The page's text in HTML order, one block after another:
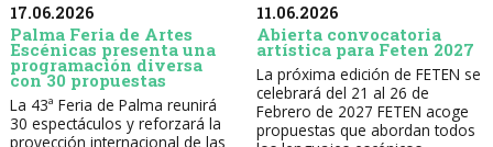
17.06.2026
Palma Feria de Artes
Escénicas presenta una
programación diversa
con 30 propuestas
La 43ª Feria de Palma reunirá
30 espectáculos y reforzará la
proyección internacional de las
11.06.2026
Abierta convocatoria
artística para Feten 2027
La próxima edición de FETEN se
celebrará del 21 al 26 de
Febrero de 2027 FETEN acoge
propuestas que abordan todos